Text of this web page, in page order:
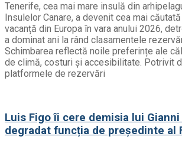
Tenerife, cea mai mare insulă din
Insulelor Canare, a devenit cea mai
vacanță din Europa în vara anului 2026,
a dominat ani la rând clasamentele
Schimbarea reflectă noile preferințe ale
de climă, costuri și accesibilitate. Potrivit
platformele de rezervări
Luis Figo îi cere demisia lui
degradat funcția de președinte al